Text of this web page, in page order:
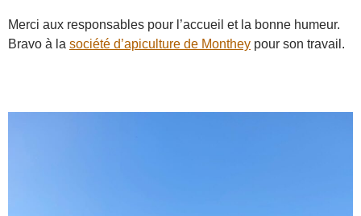
Merci aux responsables pour l’accueil et la bonne humeur.
Bravo à la société d’apiculture de Monthey pour son travail.